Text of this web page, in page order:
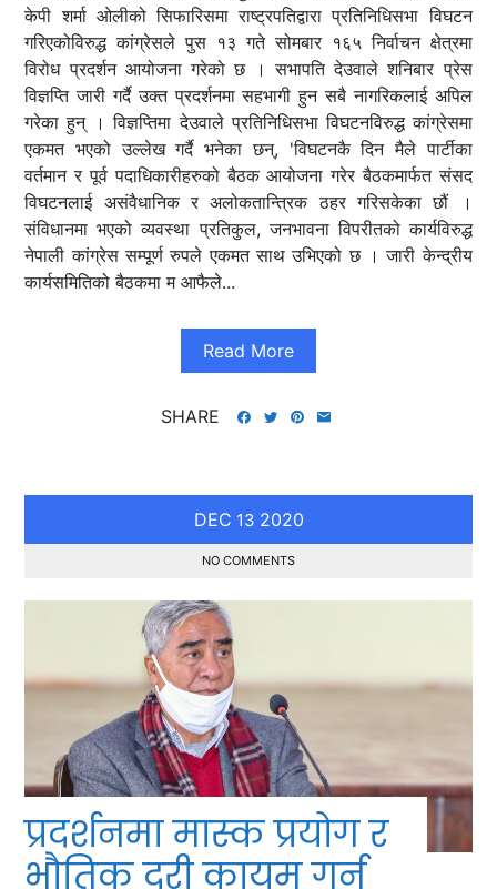
केपी शर्मा ओलीको सिफारिसमा राष्ट्रपतिद्वारा प्रतिनिधिसभा विघटन
गरिएकोविरुद्ध कांग्रेसले पुस १३ गते सोमबार १६५ निर्वाचन क्षेत्रमा
विरोध प्रदर्शन आयोजना गरेको छ । सभापति देउवाले शनिबार प्रेस
विज्ञप्ति जारी गर्दै उक्त प्रदर्शनमा सहभागी हुन सबै नागरिकलाई अपिल
गरेका हुन् । विज्ञप्तिमा देउवाले प्रतिनिधिसभा विघटनविरुद्ध कांग्रेसमा
एकमत भएको उल्लेख गर्दै भनेका छन्, 'विघटनकै दिन मैले पार्टीका
वर्तमान र पूर्व पदाधिकारीहरुको बैठक आयोजना गरेर बैठकमार्फत संसद
विघटनलाई असंवैधानिक र अलोकतान्त्रिक ठहर गरिसकेका छौं ।
संविधानमा भएको व्यवस्था प्रतिकुल, जनभावना विपरीतको कार्यविरुद्ध
नेपाली कांग्रेस सम्पूर्ण रुपले एकमत साथ उभिएको छ । जारी केन्द्रीय
कार्यसमितिको बैठकमा म आफैले...
Read More
SHARE
DEC 13 2020
NO COMMENTS
प्रदर्शनमा मास्क प्रयोग र
भौतिक दूरी कायम गर्न